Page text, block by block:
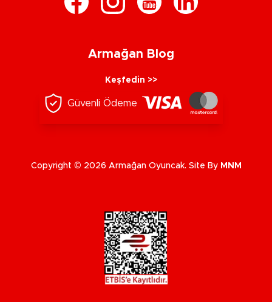
Armağan Blog
Keşfedin >>
Güvenli Ödeme
Copyright © 2026 Armağan Oyuncak. Site By MNM